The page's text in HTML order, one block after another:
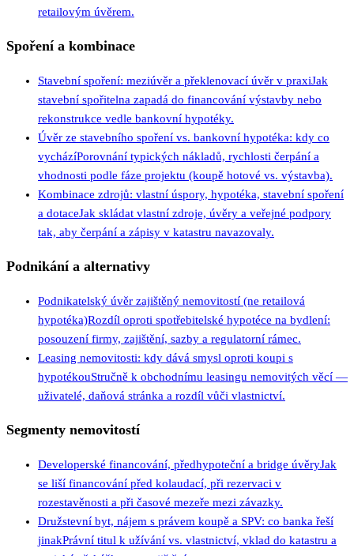
retailovým úvěrem.
Spoření a kombinace
Stavební spoření: meziúvěr a překlenovací úvěr v praxiJak
stavební spořitelna zapadá do financování výstavby nebo
rekonstrukce vedle bankovní hypotéky.
Úvěr ze stavebního spoření vs. bankovní hypotéka: kdy co
vycházíPorovnání typických nákladů, rychlosti čerpání a
vhodnosti podle fáze projektu (koupě hotové vs. výstavba).
Kombinace zdrojů: vlastní úspory, hypotéka, stavební spoření
a dotaceJak skládat vlastní zdroje, úvěry a veřejné podpory
tak, aby čerpání a zápisy v katastru navazovaly.
Podnikání a alternativy
Podnikatelský úvěr zajištěný nemovitostí (ne retailová
hypotéka)Rozdíl oproti spotřebitelské hypotéce na bydlení:
posouzení firmy, zajištění, sazby a regulatorní rámec.
Leasing nemovitosti: kdy dává smysl oproti koupi s
hypotékouStručně k obchodnímu leasingu nemovitých věcí —
uživatelé, daňová stránka a rozdíl vůči vlastnictví.
Segmenty nemovitostí
Developerské financování, předhypoteční a bridge úvěryJak
se liší financování před kolaudací, při rezervaci v
rozestavěnosti a při časové mezeře mezi závazky.
Družstevní byt, nájem s právem koupě a SPV: co banka řeší
jinakPrávní titul k užívání vs. vlastnictví, vklad do katastru a